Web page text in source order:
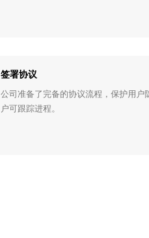
签署协议
公司准备了完备的协议流程，保护用户
户可跟踪进程。